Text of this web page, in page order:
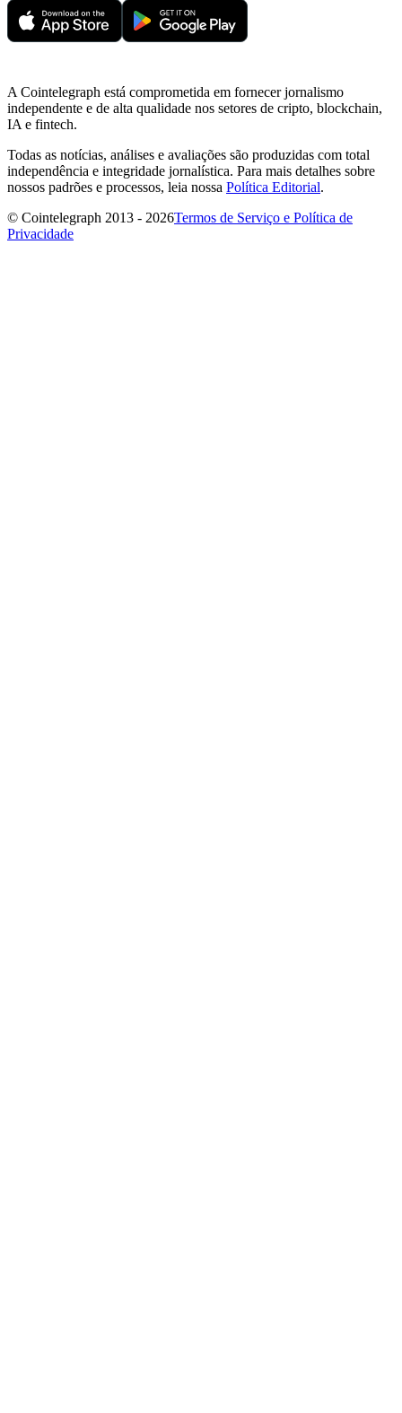
A Cointelegraph está comprometida em fornecer jornalismo
independente e de alta qualidade nos setores de cripto, blockchain,
IA e fintech.
Todas as notícias, análises e avaliações são produzidas com total
independência e integridade jornalística. Para mais detalhes sobre
nossos padrões e processos, leia nossa Política Editorial.
© Cointelegraph 2013 - 2026Termos de Serviço e Política de
Privacidade